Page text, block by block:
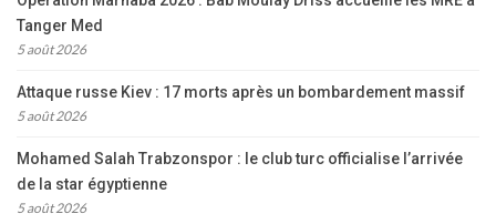
Tanger Med
5 août 2026
Attaque russe Kiev : 17 morts après un bombardement massif
5 août 2026
Mohamed Salah Trabzonspor : le club turc officialise l’arrivée
de la star égyptienne
5 août 2026